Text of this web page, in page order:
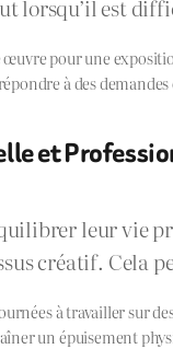
lorsqu’il est
pour une
à des
et
leur vie
créatif. Cela
à travailler sur
un épuisement